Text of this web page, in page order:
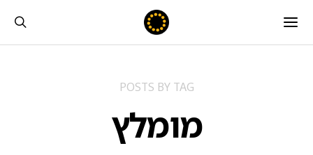
POSTS BY TAG
מומלץ